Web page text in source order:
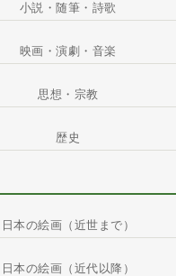
小説・随筆・詩歌
映画・演劇・音楽
思想・宗教
歴史
日本の絵画（近世まで）
日本の絵画（近代以降）